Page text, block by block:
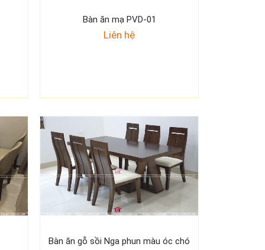
Bàn ăn mạ PVD-01
Liên hệ
Bàn ăn gỗ sồi Nga phun màu óc chó